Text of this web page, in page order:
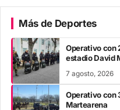
Más de Deportes
Operativo con
estadio David
7 agosto, 2026
Operativo con
Martearena